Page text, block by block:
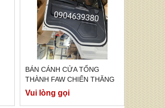
BÁN CÁNH CỬA TỔNG
THÀNH FAW CHIẾN THĂNG
7 TẤN 7
Vui lòng gọi